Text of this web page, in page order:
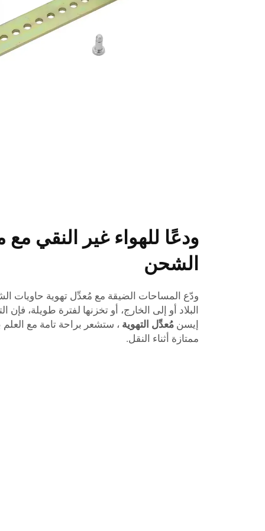
ودعًا للهواء غير النقي
الشحن
ودّع المساحات الضيقة مع مُعدِّل تهوية حاويات
البلاد أو إلى الخارج، أو تخزنها لفترة طويلة، فإن
إيسن مُعدِّل التهوية ، ستشعر براحة تامة مع
ممتازة أثناء النقل.